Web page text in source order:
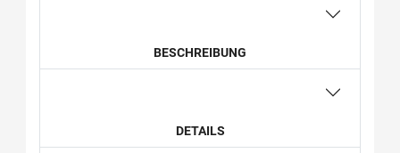
BESCHREIBUNG
DETAILS